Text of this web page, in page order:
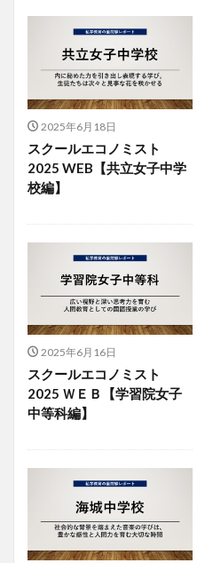
2025年6月18日
スクールエコノミスト
2025 WEB【共立女子中学
校編】
2025年6月16日
スクールエコノミスト
2025 ＷＥＢ【学習院女子
中等科編】